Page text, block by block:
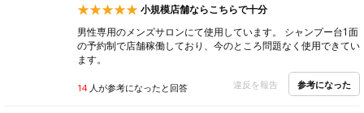
小規模店舗ならこちらで十分
男性専用のメンズサロンにて使用しています。 シャンプー台1面
の予約制で店舗稼働しており、今のところ問題なく使用できてい
ます。
14人が参考になったと回答 違反を報告 参考になった